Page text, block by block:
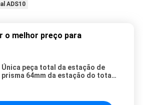
ADS10
o melhor preço para
Única peça total da estação de
prisma 64mm da estação do total